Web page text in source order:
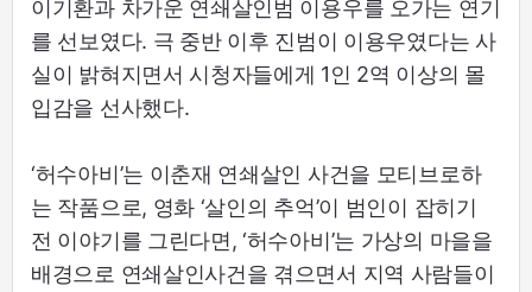
이기환과 차가운 연쇄살인범 이용우를 오가는 연기
를 선보였다. 극 중반 이후 진범이 이용우였다는 사
실이 밝혀지면서 시청자들에게 1인 2역 이상의 몰
입감을 선사했다.
‘허수아비’는 이춘재 연쇄살인 사건을 모티브로하
는 작품으로, 영화 ‘살인의 추억’이 범인이 잡히기
전 이야기를 그린다면, ‘허수아비’는 가상의 마을을
배경으로 연쇄살인사건을 겪으면서 지역 사람들이